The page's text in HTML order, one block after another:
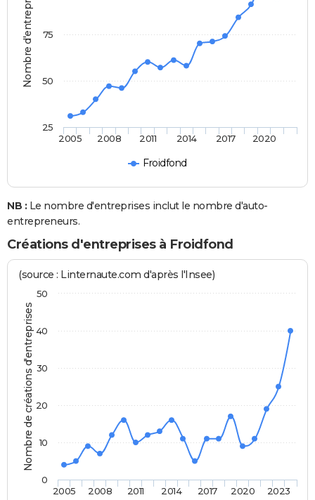
Nombre d'entreprises
Froidfond
2005 2008 2011 2014 2017 2020
25
50
75
NB : Le nombre d'entreprises inclut le nombre d'auto-
entrepreneurs.
Créations d'entreprises à Froidfond
Nombre de créations d'entreprises
(source : Linternaute.com d'après l'Insee)
2005 2008 2011 2014 2017 2020 2023
0
10
20
30
40
50